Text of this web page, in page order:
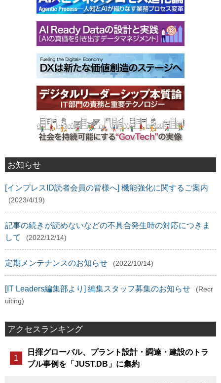
お知らせ
[インプレスID読者会員の皆様へ] 機能強化に関するご案内
(2023/4/19)
記事の続きが読めないなどの不具合発生時の対応につきま
して
(2022/12/14)
定期メンテナンスのお知らせ (2022/10/14)
[IT Leaders編集部より] 編集スタッフ募集のお知らせ
(Recr
uiting)
アクセスランキング
日揮グローバル、プラント設計・調達・建設のトラ
ブル事例を「JUST.DB」に集約